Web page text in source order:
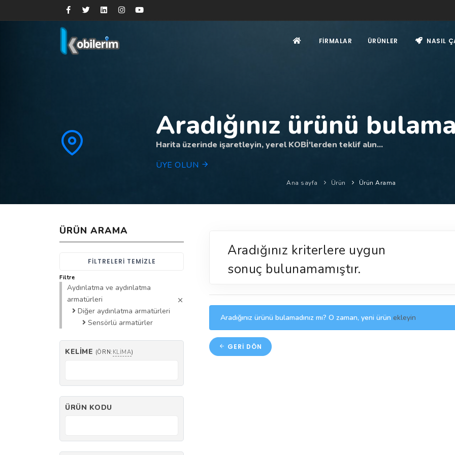
FIRMALAR ÜRÜNLER NASIL
Aradığınız ürünü
Harita üzerinde işaretleyin, yerel KOBİ'lerden teklif alın...
ÜYE OLUN
Ana sayfa Ürün Ürün Arama
Aradığınız kriterlere uygun
sonuç bulunamamıştır.
Aradığınız ürünü bulamadınız mı? O zaman, yeni ürün ekleyin
GERI DÖN
ÜRÜN ARAMA
FILTRELERI TEMIZLE
Filtre
Aydınlatma ve aydınlatma
armatürleri
Diğer aydınlatma armatürleri
Sensörlü armatürler
KELIME (ÖRN: KLIMA)
ÜRÜN KODU